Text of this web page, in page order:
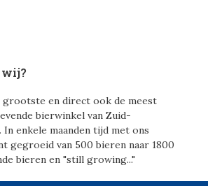
grootste en direct ook de meest
bierwinkel van Zuid-
In enkele maanden tijd met ons
gegroeid van 500 bieren naar 1800
bieren en "still growing..."